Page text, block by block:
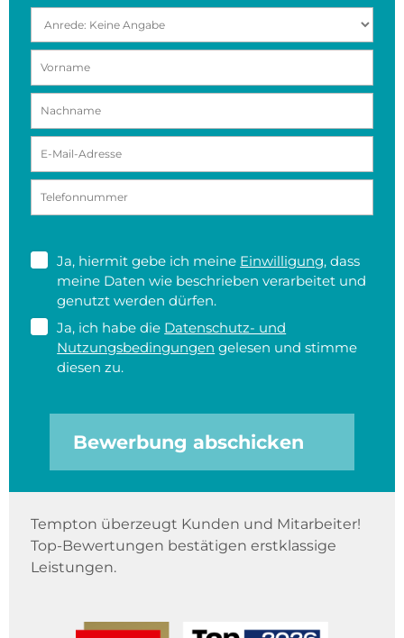
Ja, hiermit gebe ich meine Einwilligung, dass
meine Daten wie beschrieben verarbeitet und
genutzt werden dürfen.
Ja, ich habe die Datenschutz- und
Nutzungsbedingungen gelesen und stimme
diesen zu.
Bewerbung abschicken
Tempton überzeugt Kunden und Mitarbeiter!
Top-Bewertungen bestätigen erstklassige
Leistungen.